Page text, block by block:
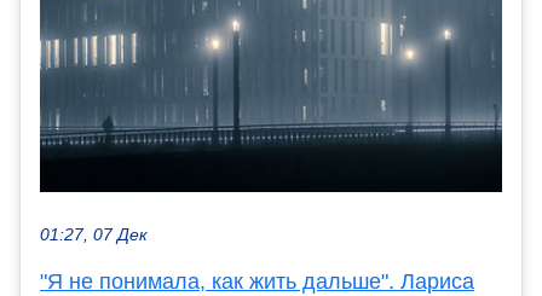
01:27, 07 Дек
"Я не понимала, как жить дальше". Лариса